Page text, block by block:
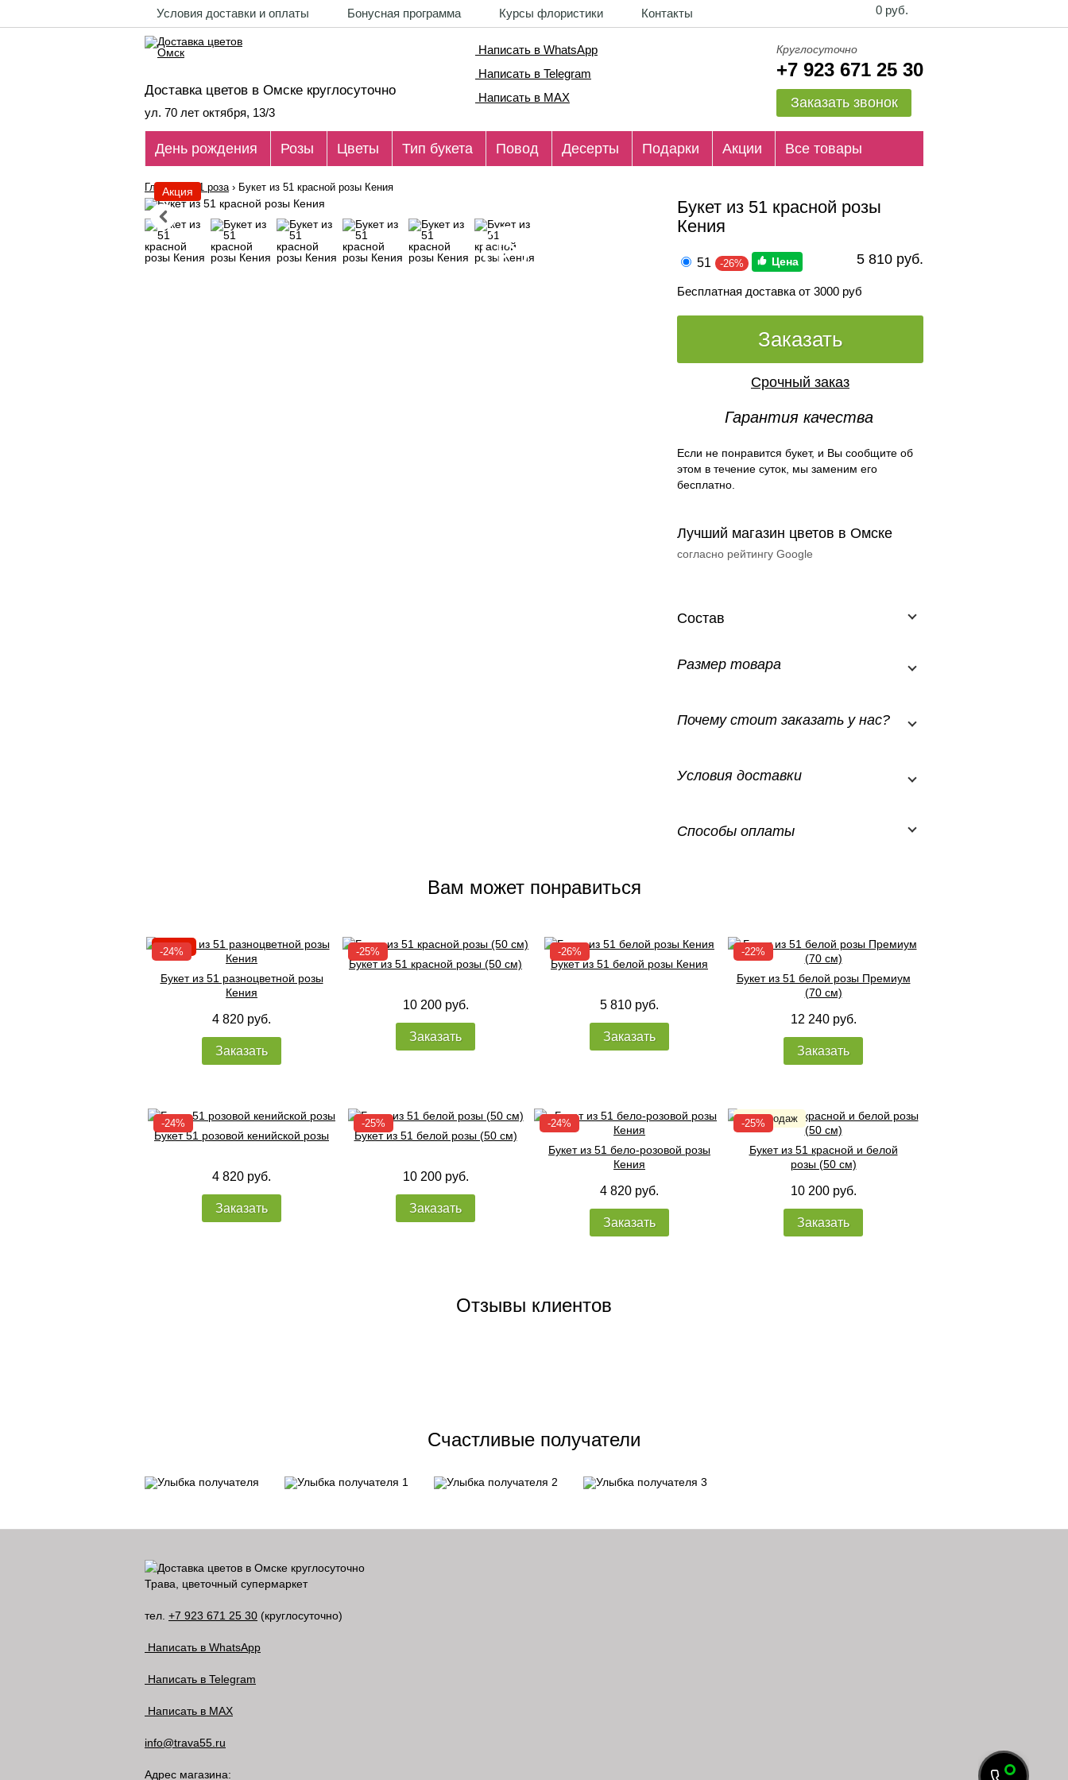
Условия доставки и оплаты Бонусная программа Курсы флористики Контакты 0 руб.
Доставка цветов в Омске круглосуточно
ул. 70 лет октября, 13/3
Написать в WhatsApp
Написать в Telegram
Написать в MAX
Круглосуточно
+7 923 671 25 30
Заказать звонок
День рождения Розы Цветы Тип букета Повод Десерты Подарки Акции Все товары
Главная › 51 роза › Букет из 51 красной розы Кения
Букет из 51 красной розы
Кения
51 -26% 5 810 руб.
Бесплатная доставка от 3000 руб
Заказать
Срочный заказ
Гарантия качества
Если не понравится букет, и Вы сообщите об
этом в течение суток, мы заменим его
бесплатно.
Лучший магазин цветов в Омске
согласно рейтингу Google
Состав
Размер товара
Почему стоит заказать у нас?
Условия доставки
Способы оплаты
Вам может понравиться
Букет из 51 разноцветной розы
Кения
4 820 руб.
Заказать
Букет из 51 красной розы (50 см)
10 200 руб.
Заказать
Букет из 51 белой розы Кения
5 810 руб.
Заказать
Букет из 51 белой розы Премиум
(70 см)
12 240 руб.
Заказать
Букет 51 розовой кенийской розы
4 820 руб.
Заказать
Букет из 51 белой розы (50 см)
10 200 руб.
Заказать
Букет из 51 бело-розовой розы
Кения
4 820 руб.
Заказать
Букет из 51 красной и белой
розы (50 см)
10 200 руб.
Заказать
Отзывы клиентов
Счастливые получатели
Трава, цветочный супермаркет
тел. +7 923 671 25 30 (круглосуточно)
Написать в WhatsApp
Написать в Telegram
Написать в MAX
info@trava55.ru
Адрес магазина: